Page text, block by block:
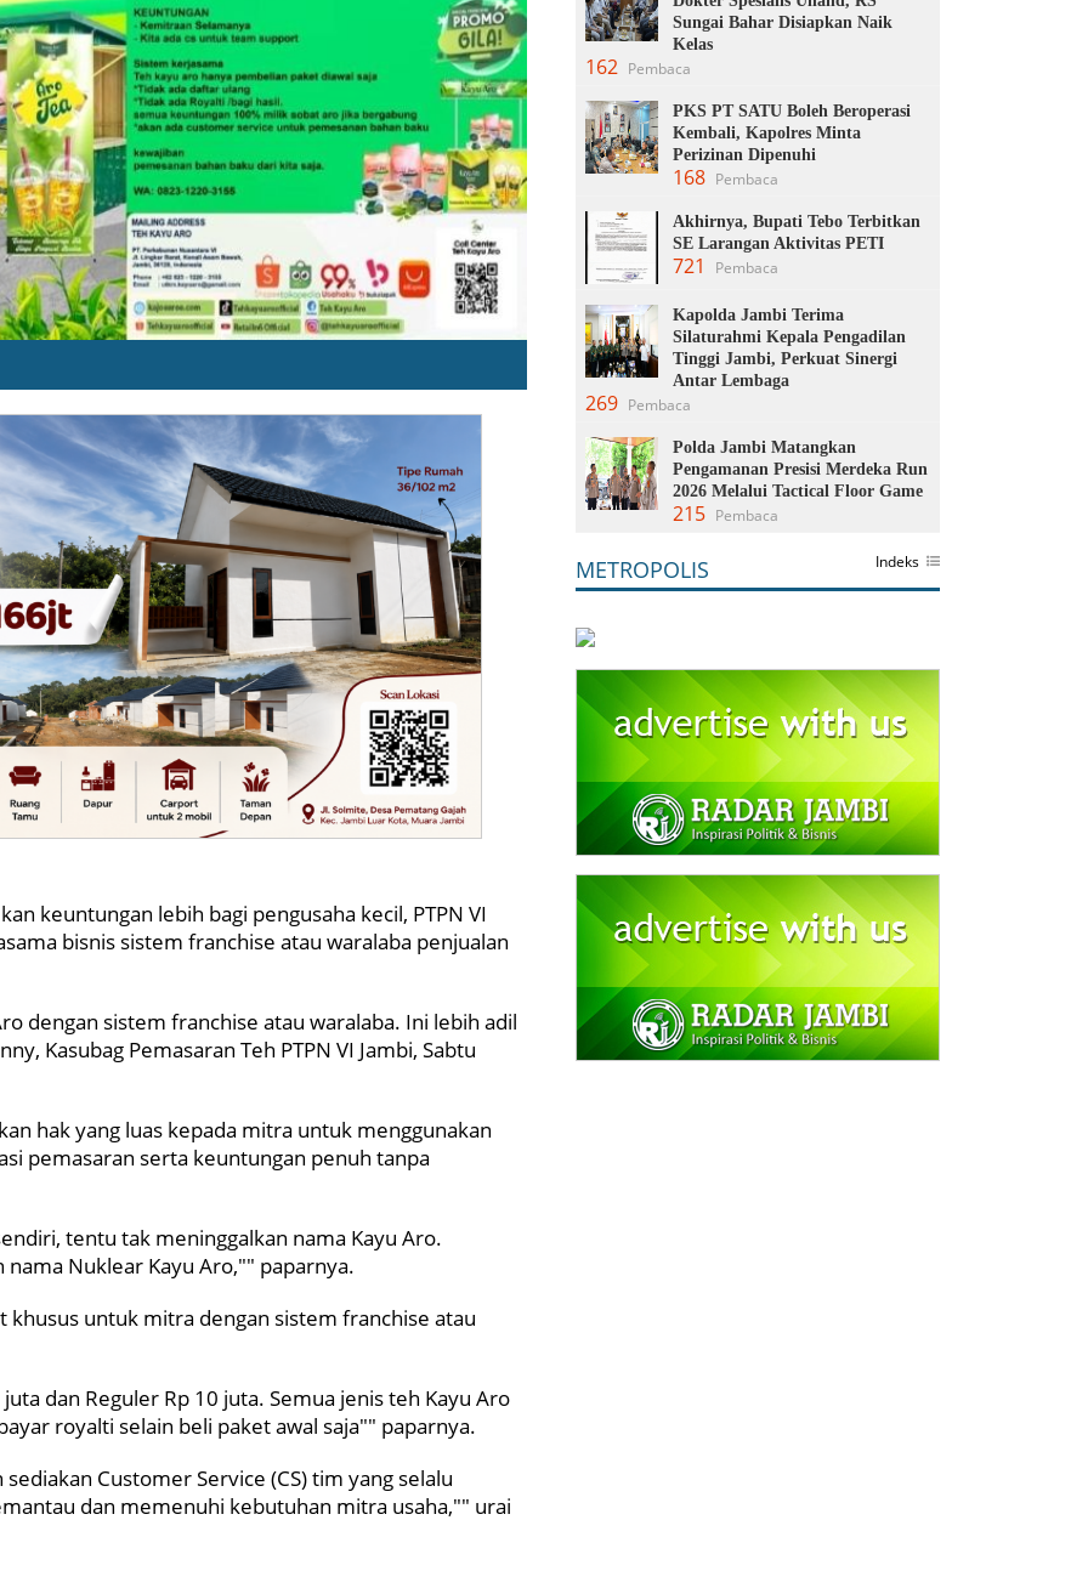
keuntungan lebih bagi pengusaha kecil, PTPN VI
bisnis sistem franchise atau waralaba penjualan
dengan sistem franchise atau waralaba. Ini lebih adil
Kasubag Pemasaran Teh PTPN VI Jambi, Sabtu
hak yang luas kepada mitra untuk menggunakan
pemasaran serta keuntungan penuh tanpa
tentu tak meninggalkan nama Kayu Aro.
Nuklear Kayu Aro,"" paparnya.
khusus untuk mitra dengan sistem franchise atau
dan Reguler Rp 10 juta. Semua jenis teh Kayu Aro
royalti selain beli paket awal saja"" paparnya.
Customer Service (CS) tim yang selalu
dan memenuhi kebutuhan mitra usaha,"" urai
Sungai Bahar Disiapkan Naik
Kelas
162 Pembaca
PKS PT SATU Boleh Beroperasi
Kembali, Kapolres Minta
Perizinan Dipenuhi
168 Pembaca
Akhirnya, Bupati Tebo Terbitkan
SE Larangan Aktivitas PETI
721 Pembaca
Kapolda Jambi Terima
Silaturahmi Kepala Pengadilan
Tinggi Jambi, Perkuat Sinergi
Antar Lembaga
269 Pembaca
Polda Jambi Matangkan
Pengamanan Presisi Merdeka Run
2026 Melalui Tactical Floor Game
215 Pembaca
METROPOLIS Indeks